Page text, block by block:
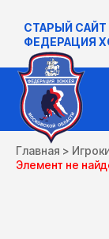
СТАРЫЙ САЙТ
ФЕДЕРАЦИЯ
Главная >
Элемент не